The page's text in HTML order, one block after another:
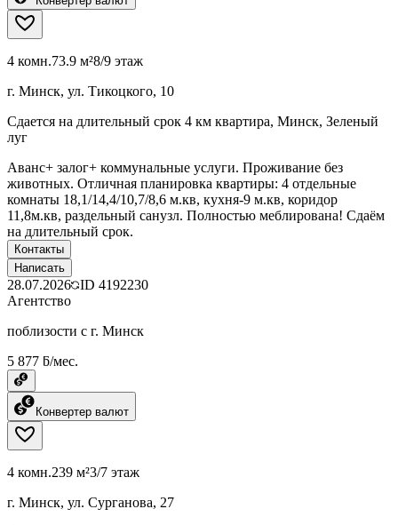
4 комн.73.9 м²8/9 этаж
г. Минск, ул. Тикоцкого, 10
Сдается на длительный срок 4 км квартира, Минск, Зеленый
луг
Аванс+ залог+ коммунальные услуги. Проживание без
животных. Отличная планировка квартиры: 4 отдельные
комнаты 18,1/14,4/10,7/8,6 м.кв, кухня-9 м.кв, коридор
11,8м.кв, раздельный санузл. Полностью меблирована! Сдаём
на длительный срок.
Контакты
Написать
28.07.2026 ID 4192230
Агентство
поблизости с г. Минск
5 877 ƃ/мес.
Конвертер валют
4 комн.239 м²3/7 этаж
г. Минск, ул. Сурганова, 27